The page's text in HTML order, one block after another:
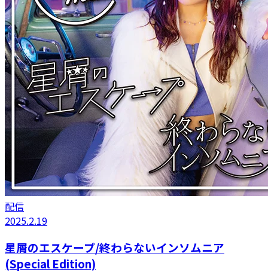
配信
2025.2.19
星屑のエスケープ/終わらないインソムニア
(Special Edition)